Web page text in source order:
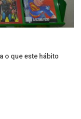
o que este hábito